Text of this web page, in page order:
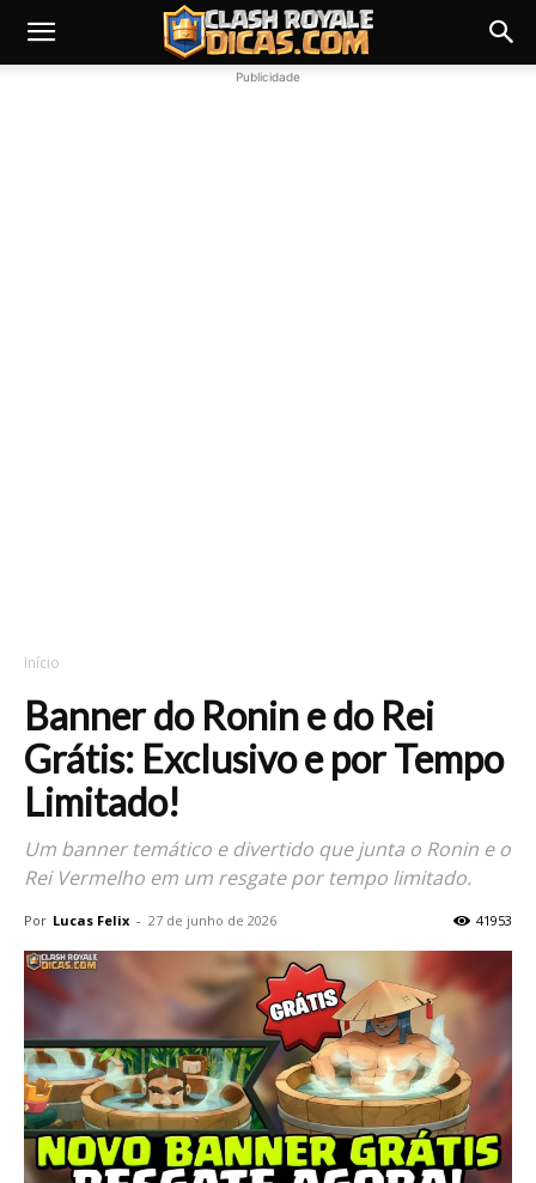
Publicidade
Início
Banner do Ronin e do Rei
Grátis: Exclusivo e por Tempo
Limitado!
Um banner temático e divertido que junta o Ronin e o
Rei Vermelho em um resgate por tempo limitado.
Por Lucas Felix - 27 de junho de 2026 41953